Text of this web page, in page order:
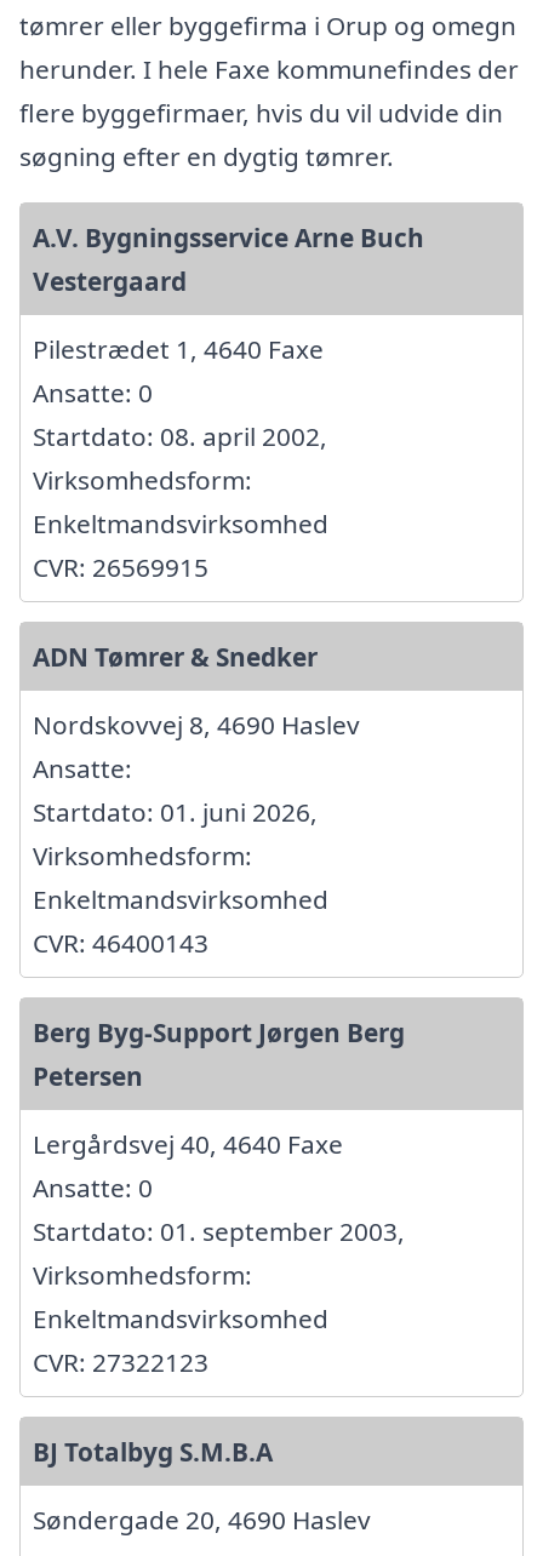
tømrer eller byggefirma i Orup og omegn
herunder. I hele Faxe kommunefindes der
flere byggefirmaer, hvis du vil udvide din
søgning efter en dygtig tømrer.
A.V. Bygningsservice Arne Buch
Vestergaard
Pilestrædet 1, 4640 Faxe
Ansatte: 0
Startdato: 08. april 2002,
Virksomhedsform:
Enkeltmandsvirksomhed
CVR: 26569915
ADN Tømrer & Snedker
Nordskovvej 8, 4690 Haslev
Ansatte:
Startdato: 01. juni 2026,
Virksomhedsform:
Enkeltmandsvirksomhed
CVR: 46400143
Berg Byg-Support Jørgen Berg
Petersen
Lergårdsvej 40, 4640 Faxe
Ansatte: 0
Startdato: 01. september 2003,
Virksomhedsform:
Enkeltmandsvirksomhed
CVR: 27322123
BJ Totalbyg S.M.B.A
Søndergade 20, 4690 Haslev